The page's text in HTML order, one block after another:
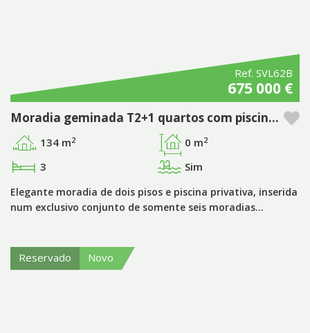
Ref. SVL62B
675 000 €
Moradia geminada T2+1 quartos com piscina privada no Pestana Silves Golfe Resort - Algarve
134 m2 0 m2
3 Sim
Elegante moradia de dois pisos e piscina privativa, inserida
num exclusivo conjunto de somente seis moradias…
Reservado Novo